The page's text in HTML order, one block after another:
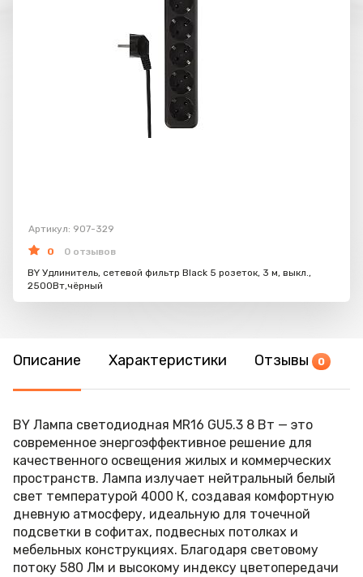
Артикул: 907-329
0
0 отзывов
BY Удлинитель, сетевой фильтр Black 5 розеток, 3 м, выкл.,
2500Вт,чёрный
Описание Характеристики Отзывы 0
BY Лампа светодиодная MR16 GU5.3 8 Вт — это
современное энергоэффективное решение для
качественного освещения жилых и коммерческих
пространств. Лампа излучает нейтральный белый
свет температурой 4000 К, создавая комфортную
дневную атмосферу, идеальную для точечной
подсветки в софитах, подвесных потолках и
мебельных конструкциях. Благодаря световому
потоку 580 Лм и высокому индексу цветопередачи